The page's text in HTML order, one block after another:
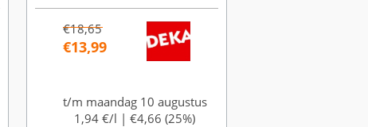
€18,65
€13,99
t/m maandag 10 augustus
1,94 €/l | €4,66 (25%)